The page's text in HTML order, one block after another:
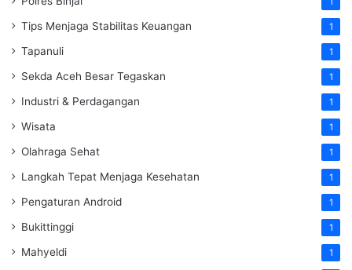
Tips Menjaga Stabilitas Keuangan 1
Tapanuli 1
Sekda Aceh Besar Tegaskan 1
Industri & Perdagangan 1
Wisata 1
Olahraga Sehat 1
Langkah Tepat Menjaga Kesehatan 1
Pengaturan Android 1
Bukittinggi 1
Mahyeldi 1